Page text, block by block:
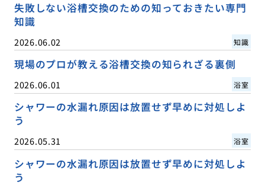
失敗しない浴槽交換のための知っておきたい専門
知識
2026.06.02 知識
現場のプロが教える浴槽交換の知られざる裏側
2026.06.01 浴室
シャワーの水漏れ原因は放置せず早めに対処しよ
う
2026.05.31 浴室
シャワーの水漏れ原因は放置せず早めに対処しよ
う